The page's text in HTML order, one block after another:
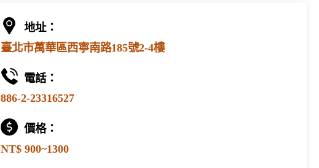
地址：
臺北市萬華區西寧南路185號2-4樓
電話：
886-2-23316527
價格：
NT$ 900~1300